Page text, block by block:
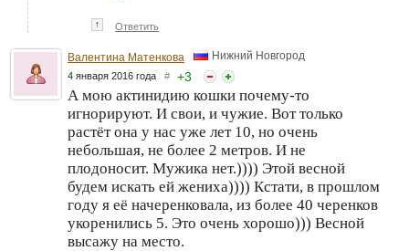
↑ Ответить
Валентина Матенкова Нижний Новгород
4 января 2016 года # +3
А мою актинидию кошки почему-то
игнорируют. И свои, и чужие. Вот только
растёт она у нас уже лет 10, но очень
небольшая, не более 2 метров. И не
плодоносит. Мужика нет.)))) Этой весной
будем искать ей жениха)))) Кстати, в прошлом
году я её начеренковала, из более 40 черенков
укоренились 5. Это очень хорошо))) Весной
высажу на место.